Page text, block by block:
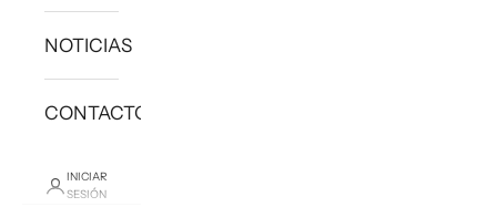
NOTICIAS
CONTACTO
INICIAR
SESIÓN